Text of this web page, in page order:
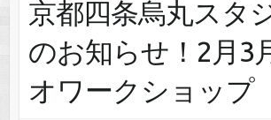
京都四条烏丸スタ
のお知らせ！2月3
オワークショップ